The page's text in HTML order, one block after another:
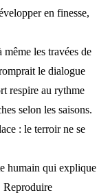
en finesse,
les travées de
le dialogue
respire au rythme
selon les saisons.
: le terroir ne se
humain qui explique
Reproduire